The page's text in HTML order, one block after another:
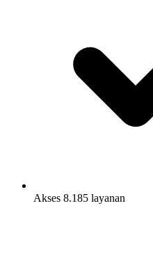
Akses 8.185 layanan